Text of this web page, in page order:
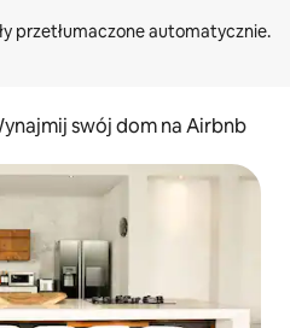
swój dom na Airbnb